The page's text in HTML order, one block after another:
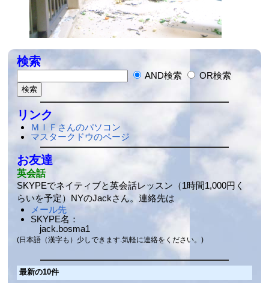
検索
AND検索 OR検索
リンク
ＭＩＦさんのパソコン
マスタークドウのページ
お友達
英会話
SKYPEでネイティブと英会話レッスン（1時間1,000円く
らいを予定）NYのJackさん。連絡先は
メール先
SKYPE名：
jack.bosma1
(日本語（漢字も）少しできます.気軽に連絡をください。)
最新の10件